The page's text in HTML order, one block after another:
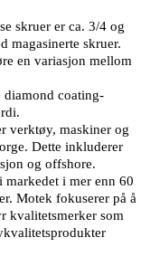
skruer er ca. 3/4 og
magasinerte skruer.
en variasjon mellom
diamond coating-
verktøy, maskiner og
Dette inkluderer
og offshore.
i mer enn 60
Motek fokuserer på å
kvalitetsmerker som